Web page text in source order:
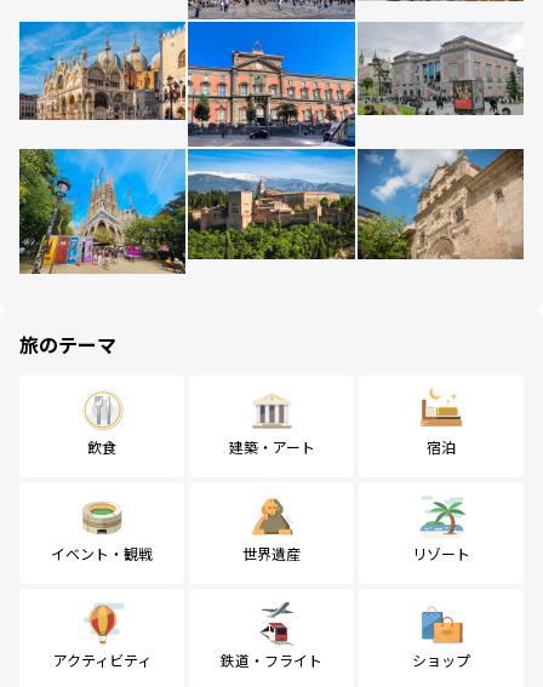
旅のテーマ
飲食 建築・アート 宿泊
イベント・観戦 世界遺産 リゾート
アクティビティ 鉄道・フライト ショップ